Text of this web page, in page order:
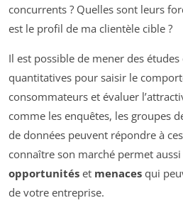
concurrents ? Quelles sont leurs
est le profil de ma clientèle cible ?
Il est possible de mener des
quantitatives pour saisir le
consommateurs et évaluer
comme les enquêtes, les groupes
de données peuvent répondre à
connaître son marché permet
opportunités et menaces qui
de votre entreprise.